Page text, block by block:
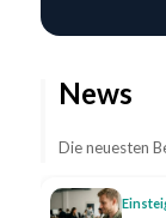
News
Die neuesten